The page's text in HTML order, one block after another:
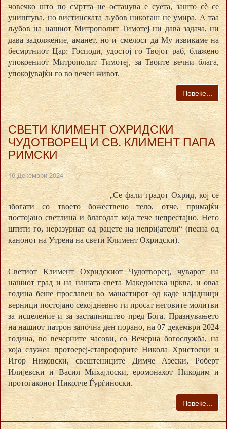
човечко што по смртта не останува е суета, зашто сѐсе
уништува, но вистинската љубов никогаш не умира. А таа
љубов на нашиот Митрополит Тимотеј ни дава задача, ни
дава задолжение, аманет, но и смелост да Му извикаме на
бесмртниот Цар: Господи, удостој го Твојот раб, блажено
упокоениот Митрополит Тимотеј, за Твоите вечни блага,
упокојувајќи го во вечен живот.
Повеќе...
СВЕТИ КЛИМЕНТ ОХРИДСКИ
ЧУДОТВОРЕЦ И СВ. КЛИМЕНТ ПАПА
РИМСКИ
16 Декември 2024
„Се фали градот Охрид, кој се
збогати со твоето божествено тело, отче, примајќи
постојано светлина и благодат која тече непрестајно. Него
штити го, неразурнат од рацете на непријатели“ (песна од
канонот на Утрена на свети Климент Охридски).
Светиот Климент Охридскиот Чудотворец, чуварот на
нашиот град и на нашата света Македонска црква, и оваа
година беше прославен во манастирот од каде илјадници
верници постојано секојдневно ги просат неговите молитви
за исцеление и за застапништво пред Бога. Празнувањето
на нашиот патрон започна ден порано, на 07 декември 2024
година, во вечерните часови, со Вечерна богослужба, на
која служеа протоереј-ставрофорите Никола Христоски и
Игор Никовски, свештениците Димче Азески, Роберт
Илијевски и Васил Михајлоски, еромонахот Никодим и
протоѓаконот Николче Ѓурѓиноски.
Повеќе...